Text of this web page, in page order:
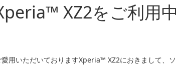
XZ2をご利用
用いただいておりますXperia™ XZ2におきまして、